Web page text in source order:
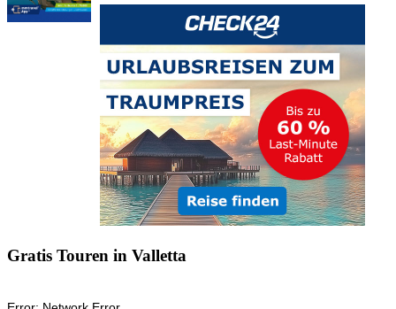
Gratis Touren in Valletta